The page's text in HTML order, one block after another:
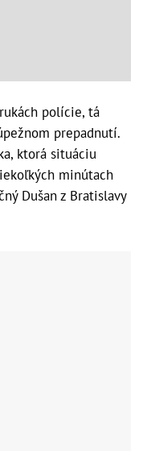
polície, tá
prepadnutí.
ktorá situáciu
minútach
Dušan z Bratislavy